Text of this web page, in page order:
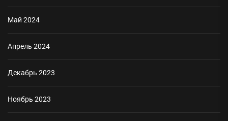
Май 2024
Апрель 2024
Декабрь 2023
Ноябрь 2023